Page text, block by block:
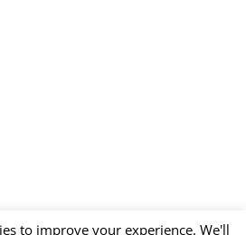
to improve your experience. We'll